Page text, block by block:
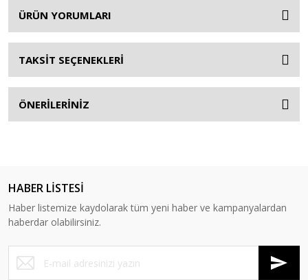
ÜRÜN YORUMLARI
TAKSİT SEÇENEKLERİ
ÖNERİLERİNİZ
HABER LİSTESİ
Haber listemize kaydolarak tüm yeni haber ve kampanyalardan
haberdar olabilirsiniz.